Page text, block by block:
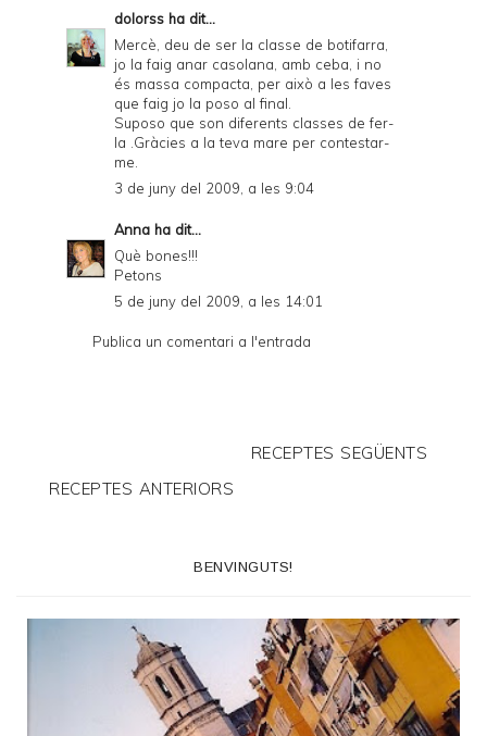
dolorss ha dit...
Mercè, deu de ser la classe de botifarra,
jo la faig anar casolana, amb ceba, i no
és massa compacta, per això a les faves
que faig jo la poso al final.
Suposo que son diferents classes de fer-
la .Gràcies a la teva mare per contestar-
me.
3 de juny del 2009, a les 9:04
Anna ha dit...
Què bones!!!
Petons
5 de juny del 2009, a les 14:01
Publica un comentari a l'entrada
RECEPTES SEGÜENTS
RECEPTES ANTERIORS
BENVINGUTS!